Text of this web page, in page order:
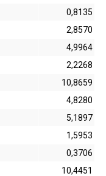
0,8135
2,8570
4,9964
2,2268
10,8659
4,8280
5,1897
1,5953
0,3706
10,4451